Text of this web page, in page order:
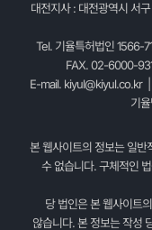
대전지사 : 대전광역시 서
Tel. 기율특허법인 1566-
FAX. 02-6000-
E-mail. kiyul@kiyul.co.kr|
기
본 웹사이트의 정보는 일반
수 없습니다. 구체적인
당 법인은 본 웹사이트
않습니다. 본 정보는 작성